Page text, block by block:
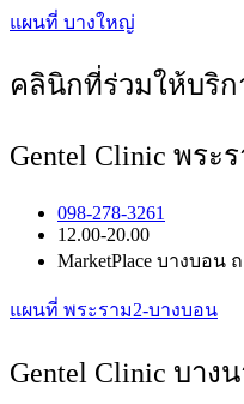
แผนที่ บางใหญ่
คลินิกที่ร่วมให้บริก
Gentel Clinic พระ
098-278-3261
12.00-20.00
MarketPlace บางบอน
แผนที่ พระราม2-บางบอน
Gentel Clinic บาง